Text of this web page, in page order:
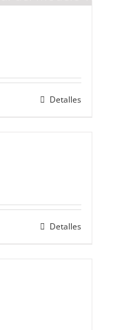
Detalles
Detalles